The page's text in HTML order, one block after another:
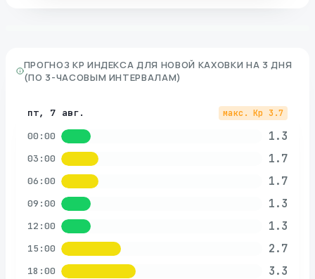
ПРОГНОЗ KP ИНДЕКСА ДЛЯ НОВОЙ КАХОВКИ НА 3 ДНЯ
(ПО 3-ЧАСОВЫМ ИНТЕРВАЛАМ)
пт, 7 авг. макс. Kp 3.7
00:00 1.3
03:00 1.7
06:00 1.7
09:00 1.3
12:00 1.3
15:00 2.7
18:00 3.3